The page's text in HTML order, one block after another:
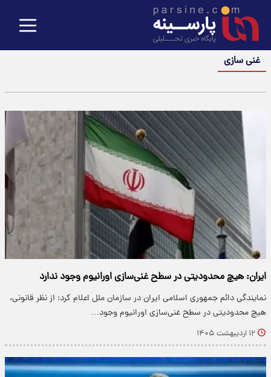
غنی سازی
ایران: هیچ محدودیتی در سطح غنی‌سازی اورانیوم وجود ندارد
نمایندگی دائم جمهوری اسلامی ایران در سازمان ملل اعلام کرد: از نظر قانونی،
هیچ محدودیتی در سطح غنی‌سازی اورانیوم وجود…
۱۲ اردیبهشت ۱۴۰۵